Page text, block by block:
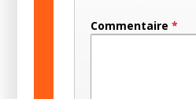
Commentaire *